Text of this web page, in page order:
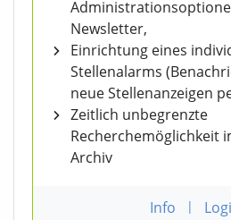
Newsletter,
Einrichtung eines
Stellenalarms
neue Stellenanzeigen
Zeitlich unbegrenzte
Recherchemöglichkeit
Archiv
Info |